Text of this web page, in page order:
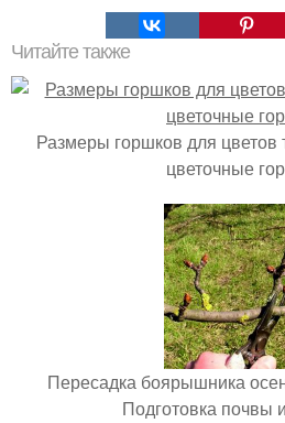
Читайте также
Размеры горшков для цветов
цветочные
Пересадка боярышника
Подготовка почвы